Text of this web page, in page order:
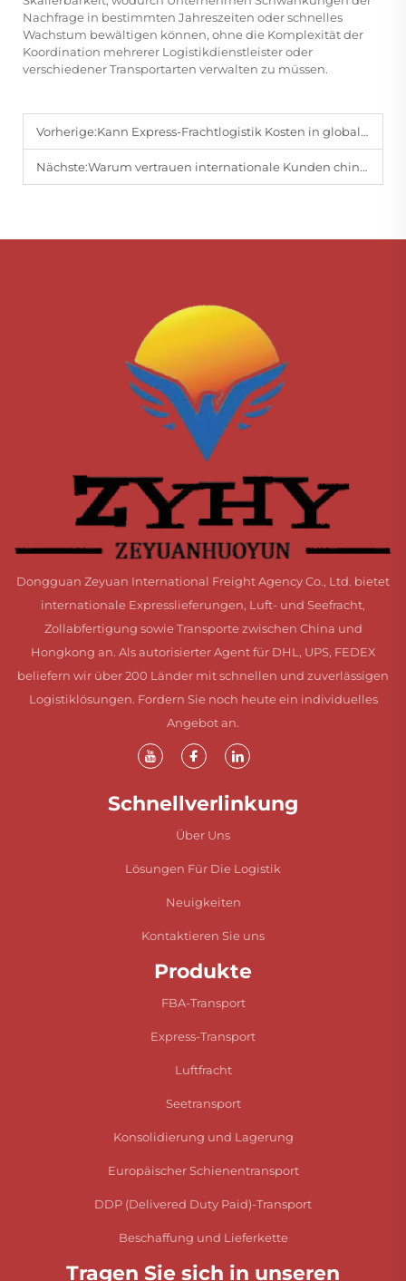
Nachfrage in bestimmten Jahreszeiten oder schnelles
Wachstum bewältigen können, ohne die Komplexität der
Koordination mehrerer Logistikdienstleister oder
verschiedener Transportarten verwalten zu müssen.
Vorherige:Kann Express-Frachtlogistik Kosten in globalen Handelsoperationen senken?
Nächste:Warum vertrauen internationale Kunden chinesischen Logistikunternehmen?
Dongguan Zeyuan International Freight Agency Co., Ltd. bietet
internationale Expresslieferungen, Luft- und Seefracht,
Zollabfertigung sowie Transporte zwischen China und
Hongkong an. Als autorisierter Agent für DHL, UPS, FEDEX
beliefern wir über 200 Länder mit schnellen und zuverlässigen
Logistiklösungen. Fordern Sie noch heute ein individuelles
Angebot an.
Schnellverlinkung
Über Uns
Lösungen Für Die Logistik
Neuigkeiten
Kontaktieren Sie uns
Produkte
FBA-Transport
Express-Transport
Luftfracht
Seetransport
Konsolidierung und Lagerung
Europäischer Schienentransport
DDP (Delivered Duty Paid)-Transport
Beschaffung und Lieferkette
Tragen Sie sich in unseren